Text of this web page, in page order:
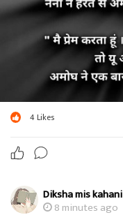
4Likes
Diksha mis kahani
8 minutes ago